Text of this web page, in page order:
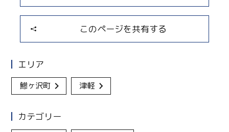
このページを共有する
エリア
鰺ヶ沢町 津軽
カテゴリー